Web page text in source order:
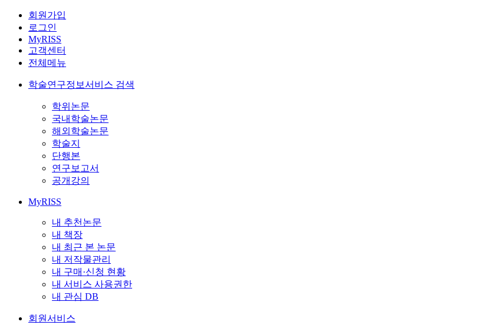
회원가입
로그인
MyRISS
고객센터
전체메뉴
학술연구정보서비스 검색
학위논문
국내학술논문
해외학술논문
학술지
단행본
연구보고서
공개강의
MyRISS
내 추천논문
내 책장
내 최근 본 논문
내 저작물관리
내 구매·신청 현황
내 서비스 사용권한
내 관심 DB
회원서비스